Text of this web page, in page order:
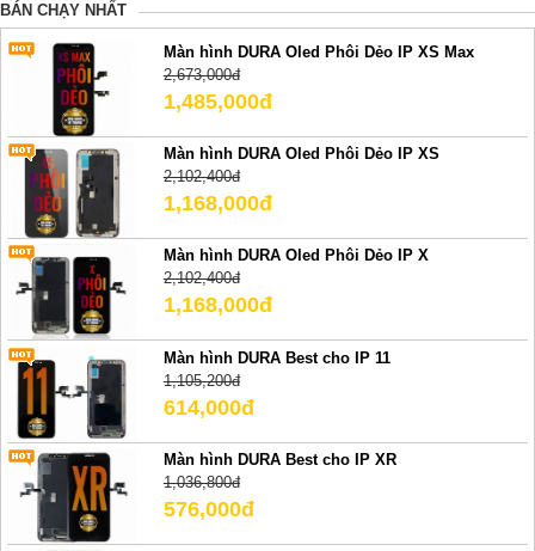
BÁN CHẠY NHẤT
Màn hình DURA Oled Phôi Dẻo IP XS Max
2,673,000đ
1,485,000đ
Màn hình DURA Oled Phôi Dẻo IP XS
2,102,400đ
1,168,000đ
Màn hình DURA Oled Phôi Dẻo IP X
2,102,400đ
1,168,000đ
Màn hình DURA Best cho IP 11
1,105,200đ
614,000đ
Màn hình DURA Best cho IP XR
1,036,800đ
576,000đ